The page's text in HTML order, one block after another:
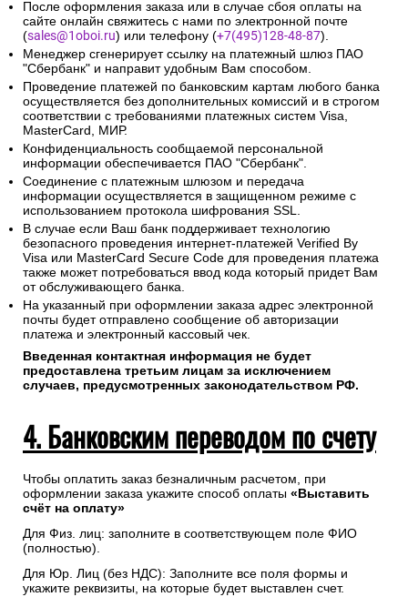
После оформления заказа или в случае сбоя оплаты на
сайте онлайн свяжитесь с нами по электронной почте
(sales@1oboi.ru) или телефону (+7(495)128-48-87).
Менеджер сгенерирует ссылку на платежный шлюз ПАО
"Сбербанк" и направит удобным Вам способом.
Проведение платежей по банковским картам любого банка
осуществляется без дополнительных комиссий и в строгом
соответствии с требованиями платежных систем Visa,
MasterCard, МИР.
Конфиденциальность сообщаемой персональной
информации обеспечивается ПАО "Сбербанк".
Соединение с платежным шлюзом и передача
информации осуществляется в защищенном режиме с
использованием протокола шифрования SSL.
В случае если Ваш банк поддерживает технологию
безопасного проведения интернет-платежей Verified By
Visa или MasterCard Secure Code для проведения платежа
также может потребоваться ввод кода который придет Вам
от обслуживающего банка.
На указанный при оформлении заказа адрес электронной
почты будет отправлено сообщение об авторизации
платежа и электронный кассовый чек.
Введенная контактная информация не будет
предоставлена третьим лицам за исключением
случаев, предусмотренных законодательством РФ.
4. Банковским переводом по счету
Чтобы оплатить заказ безналичным расчетом, при
оформлении заказа укажите способ оплаты «Выставить
счёт на оплату»
Для Физ. лиц: заполните в соответствующем поле ФИО
(полностью).
Для Юр. Лиц (без НДС): Заполните все поля формы и
укажите реквизиты, на которые будет выставлен счет.